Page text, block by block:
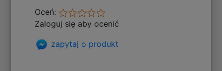
Oceń:
Zaloguj się aby ocenić
zapytaj o produkt